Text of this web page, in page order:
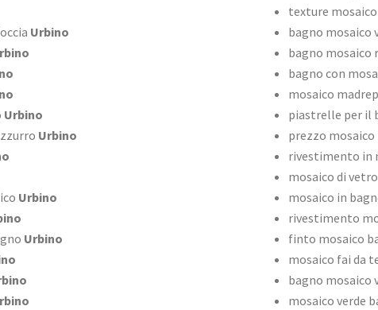
Urbino
Urbino
Urbino
Urbino
Urbino
texture
bagno mosaico
bagno mosaico
bagno con
mosaico
piastrelle per il
prezzo mosaico
rivestimento in
mosaico di
mosaico in
rivestimento
finto mosaico
mosaico fai da
bagno mosaico
mosaico verde